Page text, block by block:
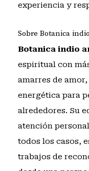
experiencia y
Sobre Botanica
Botanica indio
espiritual con
amarres de
energética para
alrededores. Su
atención
todos los casos,
trabajos de